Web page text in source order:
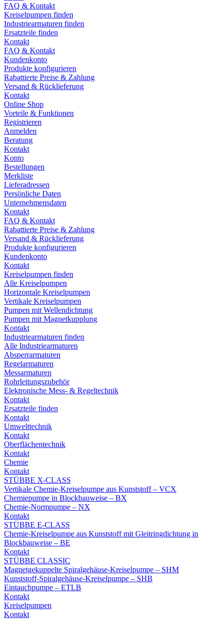
FAQ & Kontakt
Kreiselpumpen finden
Industriearmaturen finden
Ersatzteile finden
Kontakt
FAQ & Kontakt
Kundenkonto
Produkte konfigurieren
Rabattierte Preise & Zahlung
Versand & Rücklieferung
Kontakt
Online Shop
Vorteile & Funktionen
Registrieren
Anmelden
Beratung
Kontakt
Konto
Bestellungen
Merkliste
Lieferadressen
Persönliche Daten
Unternehmensdaten
Kontakt
FAQ & Kontakt
Rabattierte Preise & Zahlung
Versand & Rücklieferung
Produkte konfigurieren
Kundenkonto
Kontakt
Kreiselpumpen finden
Alle Kreiselpumpen
Horizontale Kreiselpumpen
Vertikale Kreiselpumpen
Pumpen mit Wellendichtung
Pumpen mit Magnetkupplung
Kontakt
Industriearmaturen finden
Alle Industriearmaturen
Absperrarmaturen
Regelarmaturen
Messarmaturen
Rohrleitungszubehör
Elektronische Mess- & Regeltechnik
Kontakt
Ersatzteile finden
Kontakt
Umwelttechnik
Kontakt
Oberflächentechnik
Kontakt
Chemie
Kontakt
STÜBBE X-CLASS
Vertikale Chemie-Kreiselpumpe aus Kunststoff – VCX
Chemiepumpe in Blockbauweise – BX
Chemie-Normpumpe – NX
Kontakt
STÜBBE E-CLASS
Chemie-Kreiselpumpe aus Kunststoff mit Gleitringdichtung in
Blockbauweise – BE
Kontakt
STÜBBE CLASSIC
Magnetgekuppelte Spiralgehäuse-Kreiselpumpe – SHM
Kunststoff-Spiralgehäuse-Kreiselpumpe – SHB
Eintauchpumpe – ETLB
Kontakt
Kreiselpumpen
Kontakt